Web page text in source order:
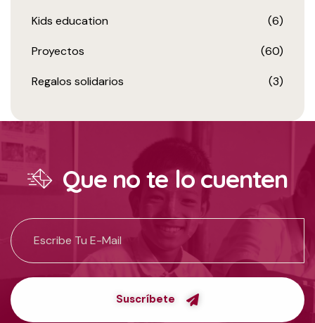
Kids education (6)
Proyectos (60)
Regalos solidarios (3)
Que no te lo cuenten
Suscríbete